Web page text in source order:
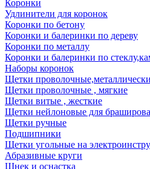
Коронки
Удлинители для коронок
Коронки по бетону
Коронки и балеринки по дереву
Коронки по металлу
Коронки и балеринки по
Наборы коронок
Щетки
Щетки проволочные , мягкие
Щетки витые , жесткие
Щетки нейлоновые для
Щетки ручные
Подшипники
Щетки угольные на
Абразивные круги
Шнек и оснастка